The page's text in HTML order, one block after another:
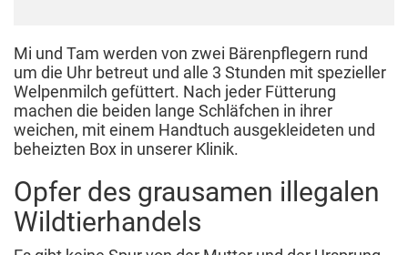
Mi und Tam werden von zwei Bärenpflegern rund
um die Uhr betreut und alle 3 Stunden mit spezieller
Welpenmilch gefüttert. Nach jeder Fütterung
machen die beiden lange Schläfchen in ihrer
weichen, mit einem Handtuch ausgekleideten und
beheizten Box in unserer Klinik.
Opfer des grausamen illegalen
Wildtierhandels